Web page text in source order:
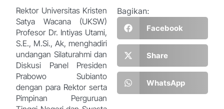
Rektor Universitas Kristen
Satya Wacana (UKSW)
Profesor Dr. Intiyas Utami,
S.E., M.Si., Ak, menghadiri
undangan Silaturahmi dan
Diskusi Panel Presiden
Prabowo Subianto
dengan para Rektor serta
Pimpinan Perguruan
Bagikan:
Facebook
Share
WhatsApp